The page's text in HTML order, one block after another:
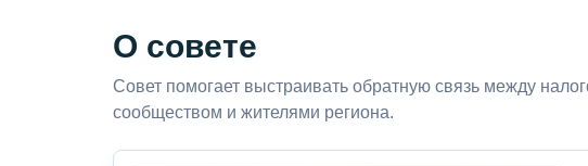
О совете
Совет помогает выстраивать обратную связь между
сообществом и жителями региона.